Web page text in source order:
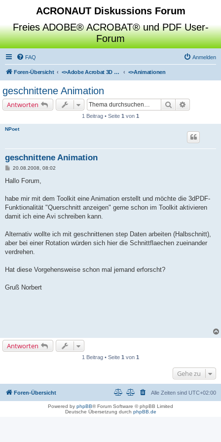
ACRONAUT Diskussions Forum
Freies ADOBE® ACROBAT® und PDF User-
Forum
FAQ Anmelden
Foren-Übersicht <>Adobe Acrobat 3D Toolkit / Deep Exploration / SAP Visual Enterprise Author <>Animationen
geschnittene Animation
Antworten Suche
1 Beitrag • Seite 1 von 1
NPoet
geschnittene Animation
B
i
a
20.08.2008, 08:02
Hallo Forum,
habe mir mit dem Toolkit eine Animation erstellt und möchte die 3dPDF-
Funktionalität "Querschnitt anzeigen" gerne schon im Toolkit aktivieren
damit ich eine Avi schreiben kann.
Alternativ wollte ich mit geschnittenen step Daten arbeiten (Halbschnitt),
aber bei einer Rotation würden sich hier die Schnittflaechen zueinander
verdrehen.
Hat diese Vorgehensweise schon mal jemand erforscht?
Gruß Norbert
Antworten
1 Beitrag • Seite 1 von 1
Gehe zu
Foren-Übersicht Alle Zeiten sind UTC+02:00
Powered by phpBB® Forum Software © phpBB Limited
Deutsche Übersetzung durch phpBB.de